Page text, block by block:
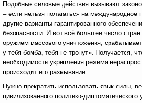
Подобные силовые действия вызывают
– если нельзя полагаться на международное
другие варианты гарантированного
безопасности. И вот всё большее число стран
оружием массового уничтожения,
у тебя бомба, тебя не тронут». Получается,
необходимости укрепления режима
происходит его размывание.
Нужно прекратить использовать язык силы,
цивилизованного политико-дипломатического